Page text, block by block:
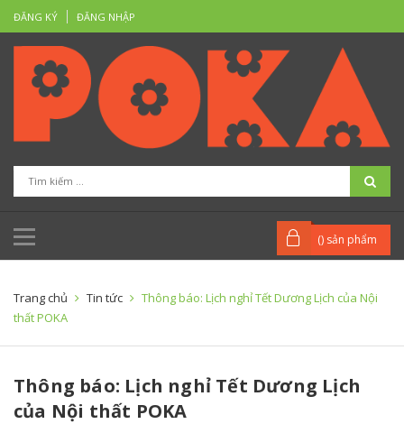
ĐĂNG KÝ ĐĂNG NHẬP
() sản phẩm
Trang chủ Tin tức
Thông báo: Lịch nghỉ Tết Dương Lịch của Nội
thất POKA
Thông báo: Lịch nghỉ Tết Dương Lịch
của Nội thất POKA